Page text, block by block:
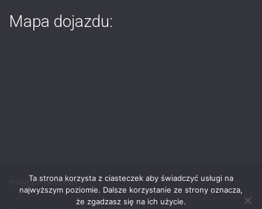
Mapa dojazdu:
Polityka Prywatności
Ta strona korzysta z ciasteczek aby świadczyć usługi na
najwyższym poziomie. Dalsze korzystanie ze strony oznacza,
że zgadzasz się na ich użycie.